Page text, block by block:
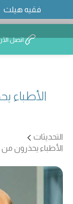
فقيه هيلث
اتصل
الأطباء
التحديثات
الأطباء يحذرون